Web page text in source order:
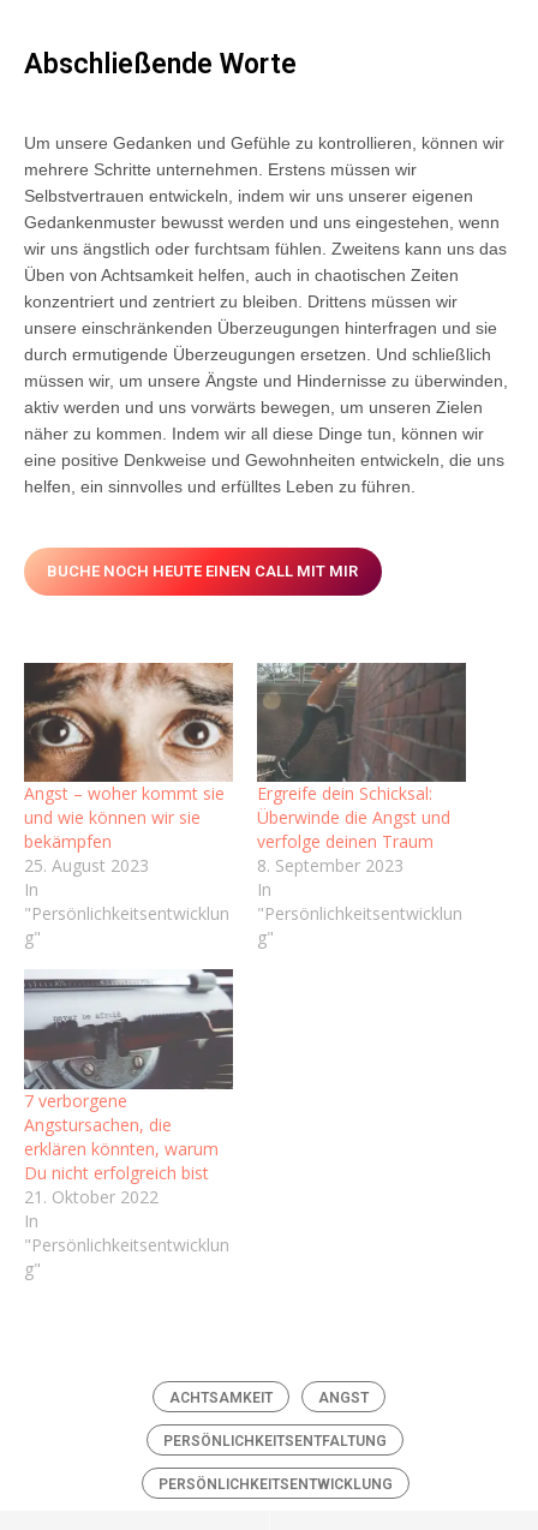
Abschließende Worte
Um unsere Gedanken und Gefühle zu kontrollieren, können wir
mehrere Schritte unternehmen. Erstens müssen wir
Selbstvertrauen entwickeln, indem wir uns unserer eigenen
Gedankenmuster bewusst werden und uns eingestehen, wenn
wir uns ängstlich oder furchtsam fühlen. Zweitens kann uns das
Üben von Achtsamkeit helfen, auch in chaotischen Zeiten
konzentriert und zentriert zu bleiben. Drittens müssen wir
unsere einschränkenden Überzeugungen hinterfragen und sie
durch ermutigende Überzeugungen ersetzen. Und schließlich
müssen wir, um unsere Ängste und Hindernisse zu überwinden,
aktiv werden und uns vorwärts bewegen, um unseren Zielen
näher zu kommen. Indem wir all diese Dinge tun, können wir
eine positive Denkweise und Gewohnheiten entwickeln, die uns
helfen, ein sinnvolles und erfülltes Leben zu führen.
BUCHE NOCH HEUTE EINEN CALL MIT MIR
Angst – woher kommt sie
und wie können wir sie
bekämpfen
25. August 2023
In
"Persönlichkeitsentwicklun
g"
Ergreife dein Schicksal:
Überwinde die Angst und
verfolge deinen Traum
8. September 2023
In
"Persönlichkeitsentwicklun
g"
7 verborgene
Angstursachen, die
erklären könnten, warum
Du nicht erfolgreich bist
21. Oktober 2022
In
"Persönlichkeitsentwicklun
g"
ACHTSAMKEIT ANGST
PERSÖNLICHKEITSENTFALTUNG
PERSÖNLICHKEITSENTWICKLUNG